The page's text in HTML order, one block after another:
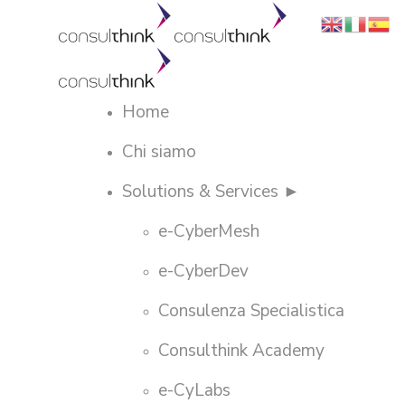
Home
Chi siamo
Solutions & Services ►
e-CyberMesh
e-CyberDev
Consulenza Specialistica
Consulthink Academy
e-CyLabs